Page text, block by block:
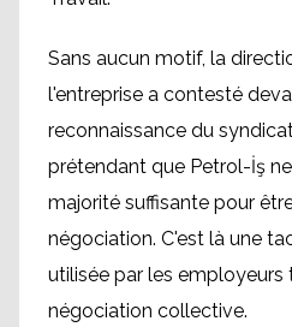
Sans aucun motif, la
l'entreprise a contesté
reconnaissance du
prétendant que Petrol-İş
majorité suffisante pour
négociation. C'est là une
utilisée par les
négociation collective.